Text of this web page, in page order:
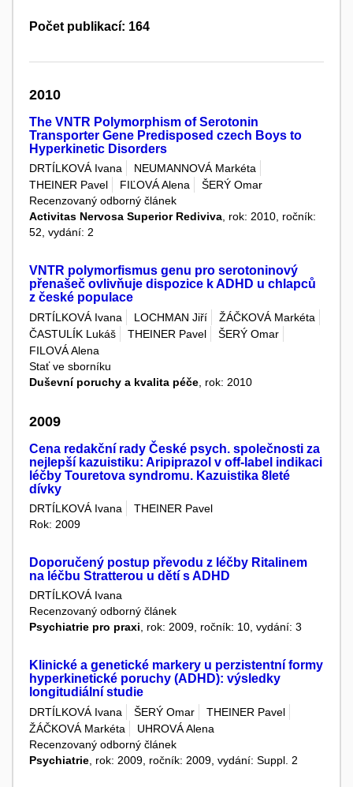
Počet publikací: 164
2010
The VNTR Polymorphism of Serotonin
Transporter Gene Predisposed czech Boys to
Hyperkinetic Disorders
DRTÍLKOVÁ Ivana
NEUMANNOVÁ Markéta
THEINER Pavel
FIĽOVÁ Alena
ŠERÝ Omar
Recenzovaný odborný článek
Activitas Nervosa Superior Rediviva, rok: 2010, ročník:
52, vydání: 2
VNTR polymorfismus genu pro serotoninový
přenašeč ovlivňuje dispozice k ADHD u chlapců
z české populace
DRTÍLKOVÁ Ivana LOCHMAN Jiří
ŽÁČKOVÁ Markéta
ČASTULÍK Lukáš
THEINER Pavel
ŠERÝ Omar
FILOVÁ Alena
Stať ve sborníku
Duševní poruchy a kvalita péče, rok: 2010
2009
Cena redakční rady České psych. společnosti za
nejlepší kazuistiku: Aripiprazol v off-label indikaci
léčby Touretova syndromu. Kazuistika 8leté
dívky
DRTÍLKOVÁ Ivana
THEINER Pavel
Rok: 2009
Doporučený postup převodu z léčby Ritalinem
na léčbu Stratterou u dětí s ADHD
DRTÍLKOVÁ Ivana
Recenzovaný odborný článek
Psychiatrie pro praxi, rok: 2009, ročník: 10, vydání: 3
Klinické a genetické markery u perzistentní formy
hyperkinetické poruchy (ADHD): výsledky
longitudiální studie
DRTÍLKOVÁ Ivana ŠERÝ Omar
THEINER Pavel
ŽÁČKOVÁ Markéta
UHROVÁ Alena
Recenzovaný odborný článek
Psychiatrie , rok: 2009, ročník: 2009, vydání: Suppl. 2